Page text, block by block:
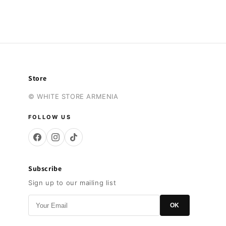
Store
© WHITE STORE ARMENIA
FOLLOW US
Subscribe
Sign up to our mailing list
OK